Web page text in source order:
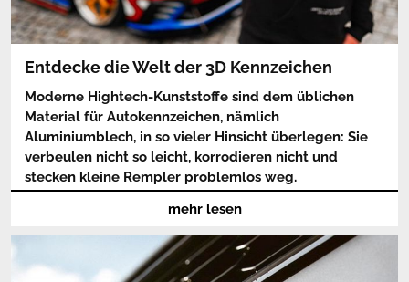
(*ausgenommen Version: Hochglanz und Carbon Optik).
Details sieheFAQ.
Entdecke die Welt der 3D Kennzeichen
Moderne Hightech-Kunststoffe sind dem üblichen
Material für Autokennzeichen, nämlich
Aluminiumblech, in so vieler Hinsicht überlegen: Sie
verbeulen nicht so leicht, korrodieren nicht und
stecken kleine Rempler problemlos weg.
Du möchtest ein Kfz-Kennzeichen kaufen, das sich von
der Masse abhebt? Dann wird Dir das Nummernschild im
einzigartigen 3D-Look gefallen! Und es überzeugt nicht
nur optisch: Die runden, weichen Kanten des
mehr lesen